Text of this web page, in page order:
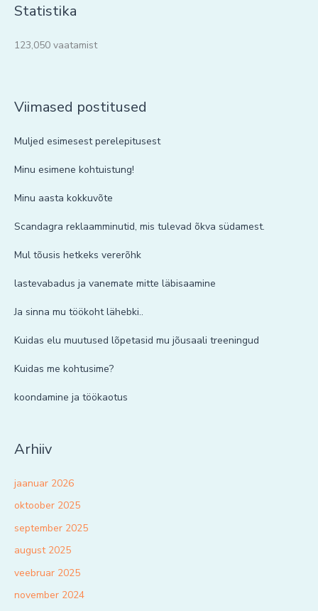
Statistika
123,050 vaatamist
Viimased postitused
Muljed esimesest perelepitusest
Minu esimene kohtuistung!
Minu aasta kokkuvõte
Scandagra reklaamminutid, mis tulevad õkva südamest.
Mul tõusis hetkeks vererõhk
lastevabadus ja vanemate mitte läbisaamine
Ja sinna mu töökoht lähebki..
Kuidas elu muutused lõpetasid mu jõusaali treeningud
Kuidas me kohtusime?
koondamine ja töökaotus
Arhiiv
jaanuar 2026
oktoober 2025
september 2025
august 2025
veebruar 2025
november 2024